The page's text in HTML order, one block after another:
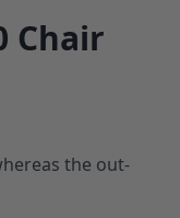
Chair
the out-